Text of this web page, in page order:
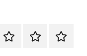
流
環
聯